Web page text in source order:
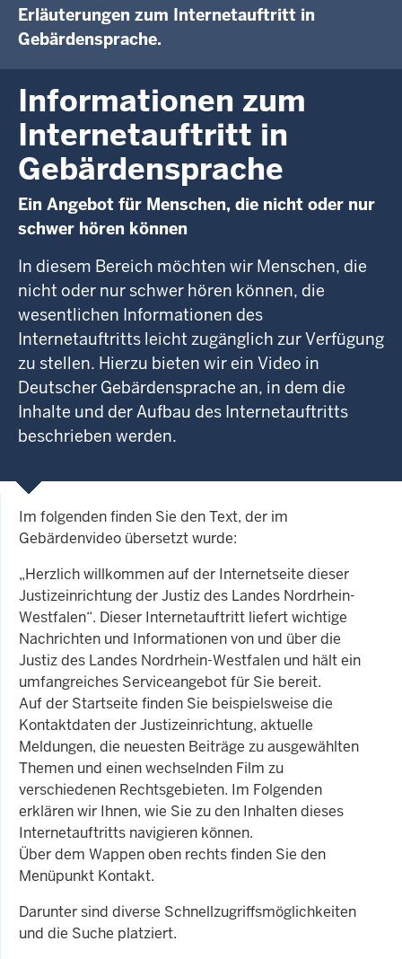
Erläuterungen zum Internetauftritt in
Gebärdensprache.
Informationen zum
Internetauftritt in
Gebärdensprache
Ein Angebot für Menschen, die nicht oder nur
schwer hören können
In diesem Bereich möchten wir Menschen, die
nicht oder nur schwer hören können, die
wesentlichen Informationen des
Internetauftritts leicht zugänglich zur Verfügung
zu stellen. Hierzu bieten wir ein Video in
Deutscher Gebärdensprache an, in dem die
Inhalte und der Aufbau des Internetauftritts
beschrieben werden.
Im folgenden finden Sie den Text, der im
Gebärdenvideo übersetzt wurde:
„Herzlich willkommen auf der Internetseite dieser
Justizeinrichtung der Justiz des Landes Nordrhein-
Westfalen“. Dieser Internetauftritt liefert wichtige
Nachrichten und Informationen von und über die
Justiz des Landes Nordrhein-Westfalen und hält ein
umfangreiches Serviceangebot für Sie bereit.
Auf der Startseite finden Sie beispielsweise die
Kontaktdaten der Justizeinrichtung, aktuelle
Meldungen, die neuesten Beiträge zu ausgewählten
Themen und einen wechselnden Film zu
verschiedenen Rechtsgebieten. Im Folgenden
erklären wir Ihnen, wie Sie zu den Inhalten dieses
Internetauftritts navigieren können.
Über dem Wappen oben rechts finden Sie den
Menüpunkt Kontakt.
Darunter sind diverse Schnellzugriffsmöglichkeiten
und die Suche platziert.